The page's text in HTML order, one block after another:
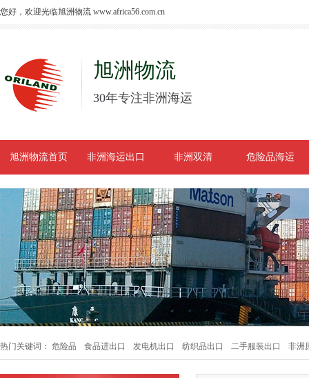
您好，欢迎光临旭洲物流 www.africa56.com.cn
旭洲物流
30年专注非洲海运
旭洲物流首页 非洲海运出口 非洲双清 危险品海运
热门关键词： 危险品 食品进出口 发电机出口 纺织品出口 二手服装出口 非洲